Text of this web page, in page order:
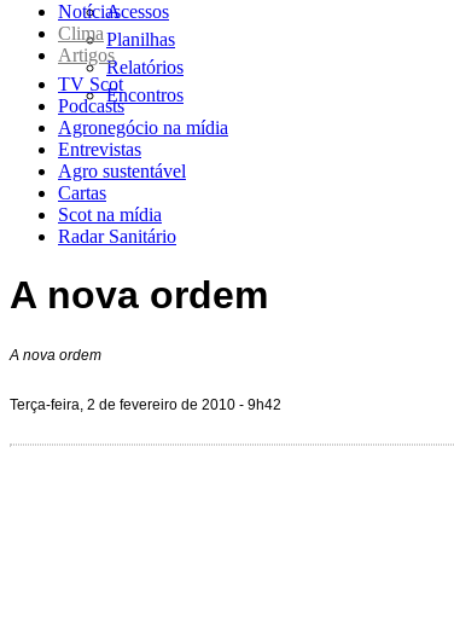
Acessos
Planilhas
Relatórios
Encontros
Notícias
Clima
Artigos
TV Scot
Podcasts
Agronegócio na mídia
Entrevistas
Agro sustentável
Cartas
Scot na mídia
Radar Sanitário
A nova ordem
A nova ordem
Terça-feira, 2 de fevereiro de 2010 - 9h42